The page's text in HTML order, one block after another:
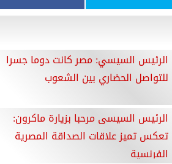
الرئيس السيسي: مصر كانت دوما جسرا
للتواصل الحضاري بين الشعوب
الرئيس السيسى مرحبا بزيارة ماكرون:
تعكس تميز علاقات الصداقة المصرية
الفرنسية